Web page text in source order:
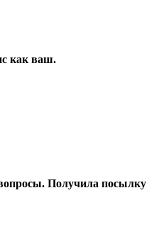
как ваш.
вопросы. Получила посылку